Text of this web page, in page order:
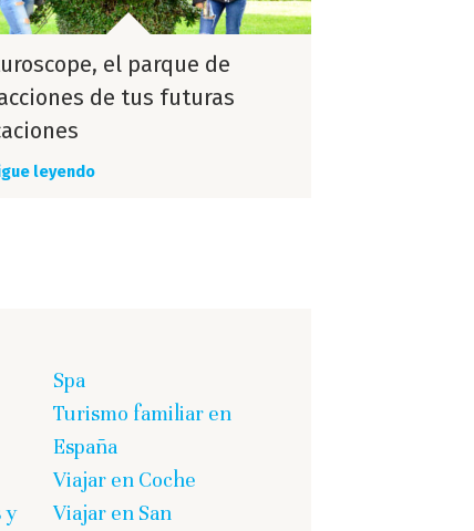
el parque de
de tus futuras
leyendo
y
Spa
Turismo familiar en
España
Viajar en Coche
Viajar en San